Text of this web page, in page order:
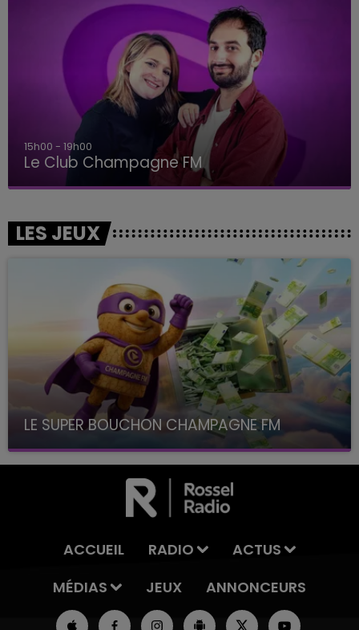
15h00 - 19h00
Le Club Champagne FM
LES JEUX
LE SUPER BOUCHON CHAMPAGNE FM
avec La Famille Champagne FM, à 8H10
ACCUEIL RADIO
ACTUS
MÉDIAS
JEUX ANNONCEURS